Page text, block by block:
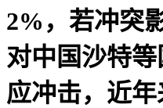
2%，若冲突
对中国沙特
应冲击，近